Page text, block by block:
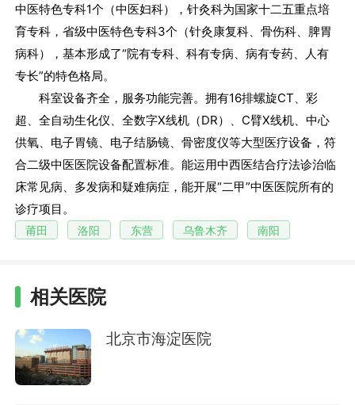
中医特色专科1个（中医妇科），针灸科为国家十二五重点培
育专科，省级中医特色专科3个（针灸康复科、骨伤科、脾胃
病科），基本形成了“院有专科、科有专病、病有专药、人有
专长”的特色格局。
科室设备齐全，服务功能完善。拥有16排螺旋CT、彩
超、全自动生化仪、全数字X线机（DR）、C臂X线机、中心
供氧、电子胃镜、电子结肠镜、骨密度仪等大型医疗设备，符
合二级中医医院设备配置标准。能运用中西医结合疗法诊治临
床常见病、多发病和疑难病症，能开展“二甲”中医医院所有的
诊疗项目。
莆田 洛阳 东营 乌鲁木齐 南阳
相关医院
北京市海淀医院